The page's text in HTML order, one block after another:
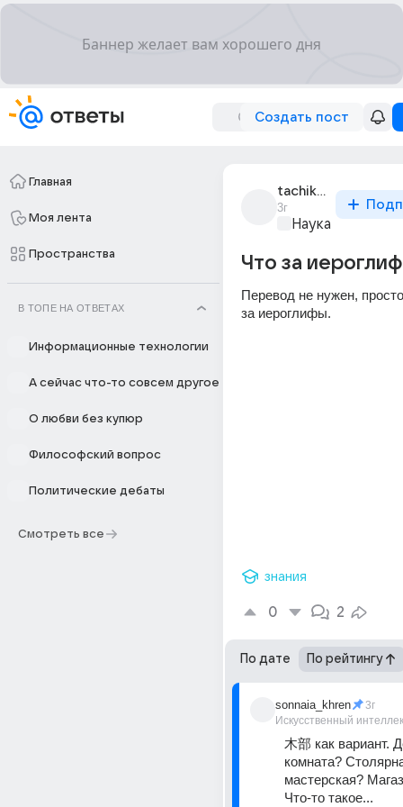
Создать пост
Главная
Моя лента
Пространства
В ТОПЕ НА ОТВЕТАХ
Информационные технологии
А сейчас что-то совсем другое
О любви без купюр
Философский вопрос
Политические дебаты
Смотреть все
tachikhara
3г
Наука
Что за
Перевод не нужен,
за иероглифы.
знания
0 2
По дате По рейтингу
sonnaia_khren
Искусственный
3г
木部 как вариант.
комната?
мастерская?
Что-то такое...